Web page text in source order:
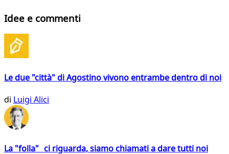
Idee e commenti
Le due "città" di Agostino vivono entrambe dentro di noi
di Luigi Alici
La "folla" ci riguarda, siamo chiamati a dare tutti noi